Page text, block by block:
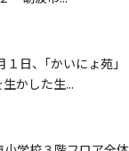
日、｢かいにょ苑｣
かした生...